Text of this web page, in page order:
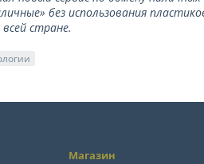
без использования
стране.
Магазин